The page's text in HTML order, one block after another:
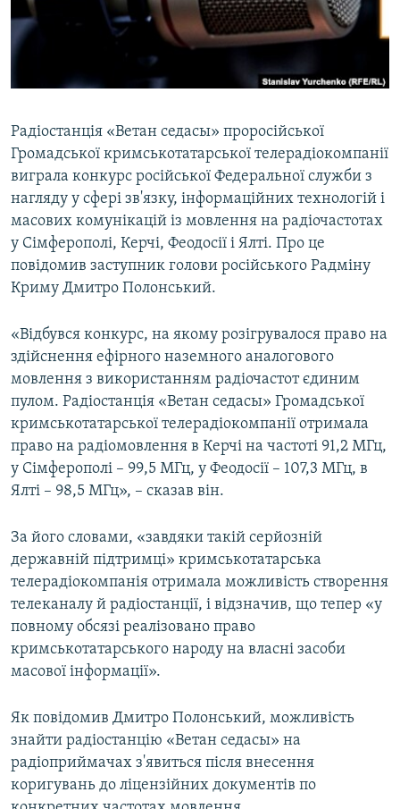
ВІДЕОУРОКИ «ELIFBE»
УКРАЇНСЬКА ПРОБЛЕМА КРИМУ
Русский
Усі сайти RFE/RL
Радіостанція «Ветан седасы» проросійської
Громадської кримськотатарської телерадіокомпанії
виграла конкурс російської Федеральної служби з
нагляду у сфері зв'язку, інформаційних технологій і
масових комунікацій із мовлення на радіочастотах
у Сімферополі, Керчі, Феодосії і Ялті. Про це
повідомив заступник голови російського Радміну
Криму Дмитро Полонський.
«Відбувся конкурс, на якому розігрувалося право на
здійснення ефірного наземного аналогового
мовлення з використанням радіочастот єдиним
пулом. Радіостанція «Ветан седасы» Громадської
кримськотатарської телерадіокомпанії отримала
право на радіомовлення в Керчі на частоті 91,2 МГц,
у Сімферополі – 99,5 МГц, у Феодосії – 107,3 МГц, в
Ялті – 98,5 МГц», – сказав він.
За його словами, «завдяки такій серйозній
державній підтримці» кримськотатарська
телерадіокомпанія отримала можливість створення
телеканалу й радіостанції, і відзначив, що тепер «у
повному обсязі реалізовано право
кримськотатарського народу на власні засоби
масової інформації».
Як повідомив Дмитро Полонський, можливість
знайти радіостанцію «Ветан седасы» на
радіоприймачах з'явиться після внесення
коригувань до ліцензійних документів по